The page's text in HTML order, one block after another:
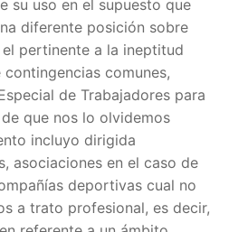
su uso en el supuesto que
diferente posición sobre
pertinente a la ineptitud
comunes,
de Trabajadores para
que nos lo olvidemos
incluyo dirigida
asociaciones en el caso de
deportivas cual no
a trato profesional, es decir,